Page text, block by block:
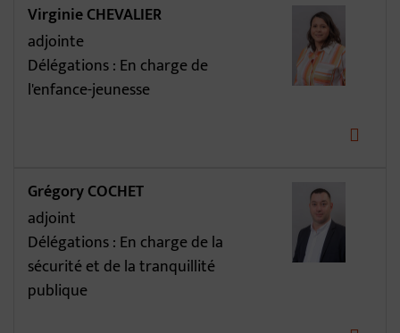
Virginie CHEVALIER
adjointe
Délégations : En charge de
l'enfance-jeunesse
Grégory COCHET
adjoint
Délégations : En charge de la
sécurité et de la tranquillité
publique